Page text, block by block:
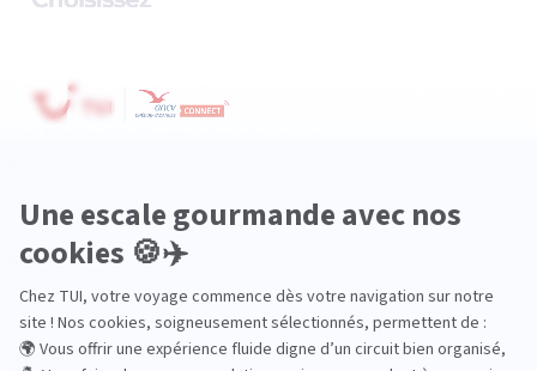
Aventure
Bien-être